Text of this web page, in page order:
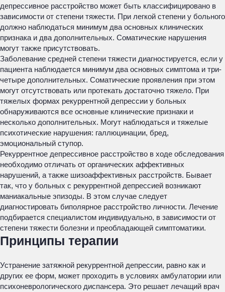
депрессивное расстройство может быть классифицировано в
зависимости от степени тяжести. При легкой степени у больного
должно наблюдаться минимум два основных клинических
признака и два дополнительных. Соматические нарушения
могут также присутствовать.
Заболевание средней степени тяжести диагностируется, если у
пациента наблюдается минимум два основных симптома и три-
четыре дополнительных. Соматические проявления при этом
могут отсутствовать или протекать достаточно тяжело. При
тяжелых формах рекуррентной депрессии у больных
обнаруживаются все основные клинические признаки и
несколько дополнительных. Могут наблюдаться и тяжелые
психотические нарушения: галлюцинации, бред,
эмоциональный ступор.
Рекуррентное депрессивное расстройство в ходе обследования
необходимо отличать от органических аффективных
нарушений, а также шизоаффективных расстройств. Бывает
так, что у больных с рекуррентной депрессией возникают
маниакальные эпизоды. В этом случае следует
диагностировать биполярное расстройство личности. Лечение
подбирается специалистом индивидуально, в зависимости от
степени тяжести болезни и преобладающей симптоматики.
Принципы терапии
Устранение затяжной рекуррентной депрессии, равно как и
других ее форм, может проходить в условиях амбулатории или
психоневрологического диспансера. Это решает лечащий врач